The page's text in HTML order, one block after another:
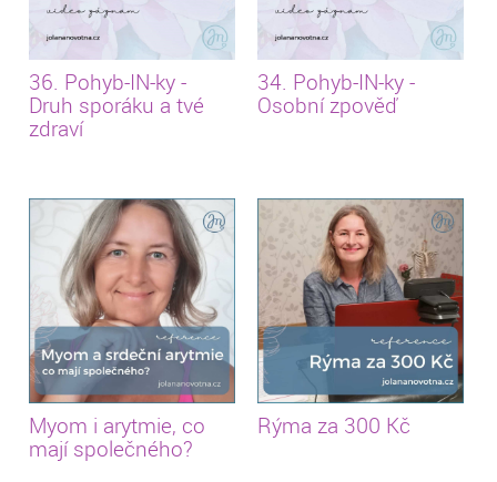
36. Pohyb-IN-ky -
Druh sporáku a tvé
zdraví
34. Pohyb-IN-ky -
Osobní zpověď
Myom i arytmie, co
mají společného?
Rýma za 300 Kč